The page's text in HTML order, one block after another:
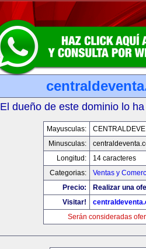
El dueño de este dominio lo
Mayusculas:
Minusculas:
Longitud:
14 caracteres
Categorias:
Ventas y
Precio:
Realizar una
Visitar!
Serán consideradas